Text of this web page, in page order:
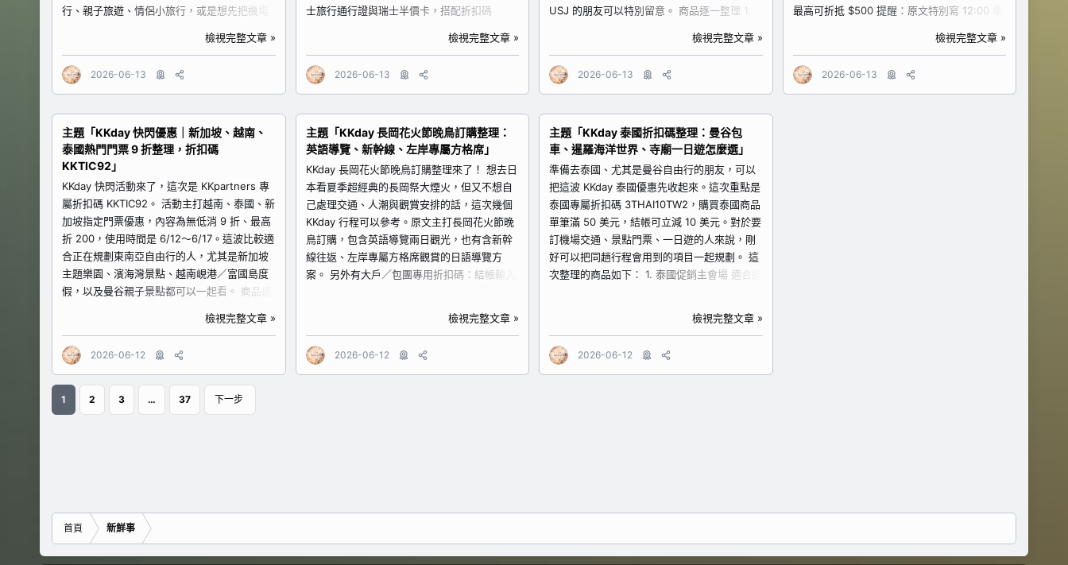
行、親子旅遊、情侶小旅行，或是想先把機場
以先進主會場看有哪些商品能放進清單。 商品
逐一整理 KKday 會員日返場主會場 適合對
象：正在規劃出國自由行、台灣本地旅遊、親
子出遊、好友旅行、情侶約會，或需要一次比
較多種旅遊商品的人。 優惠重點：今晚 22:00
準時開搶夜貓加碼全站 88 折，折扣碼為
B4M886。另有全站 94 折碼 B4M06，不限門
檻享 94 折，最高折 $200。 連結：
https://www.kkday.com/zh-tw/promo/vip-
member?cid=17725 怎麼選比較划算？ 如果
你能等到今晚...
檢視完整文章 »
2026-06-13
士旅行通行證與瑞士半價卡，搭配折扣碼
天。 商品逐一整理 1. 豪華版關西樂享周遊券
（可選日本環球影城 1 日券） 適合想把大阪、
關西景點與日本環球影城排在同一趟行程的旅
客。若你不是只玩 USJ，而是還想安排關西其
他景點，這類周遊券可以先拿來和單買門票比
較。原文提到可輸入折扣碼 SUMMER600，滿
6,000 現折 600。
https://www.kkday.com/zh-
tw/product/528208?cid=17725 2. 日本環球
影城門票贈 1,000 日圓美食購物券 如果這趟大
阪行的主角就是...
檢視完整文章 »
2026-06-13
USJ 的朋友可以特別留意。 商品逐一整理 1.
動、折扣碼與限時優惠的人。先從活動頁進去
最方便，再依照目的地挑票券。
https://www.klook.com/zh-
TW/tetris/promo-bazaar/tw-travel-fair/?
aid=81167 2. 豪華版沖繩樂享周遊券 適合沖繩
自由行、自駕旅行、親子出遊或情侶度假，想
把多個景點體驗整合在同一張票券裡的人可以
參考。 https://www.klook.com/zh-
TW/activity/209117-okinawa-pass/?
aid=81167 3. 豪華版東京樂享周遊券...
檢視完整文章 »
2026-06-13
最高可折抵 $500 提醒：原文特別寫 12:00 準
單、設好鬧鐘。 2. 全站 94 折 折扣碼：
B4M06 優惠內容：全站商品不限門檻享 94
折，最高折 $200 提醒：這張屬於比較直覺好
用的折扣，適合原本就要買票券、景點或體驗
檢視完整文章 »
2026-06-13
主題「KKday 快閃優惠｜新加坡、越南、
泰國熱門門票 9 折整理，折扣碼
KKTIC92」
KKday 快閃活動來了，這次是 KKpartners 專
屬折扣碼 KKTIC92。 活動主打越南、泰國、新
加坡指定門票優惠，內容為無低消 9 折、最高
折 200，使用時間是 6/12～6/17。這波比較適
合正在規劃東南亞自由行的人，尤其是新加坡
主題樂園、濱海灣景點、越南峴港／富國島度
假，以及曼谷親子景點都可以一起看。 商品逐
侶、好友出遊，想安排一整天主題樂園、電影
場景與遊樂設施的人可以優先看。
https://www.kkday.com/zh-
tw/product/2312?cid=17725 2. 新加坡濱海
灣花園門票 適合第一次去新加坡、喜歡城市地
標與花園景觀的旅客，可搭配金沙、魚尾獅周
檢視完整文章 »
2026-06-12
主題「KKday 長岡花火節晚鳥訂購整理：
英語導覽、新幹線、左岸專屬方格席」
KKday 長岡花火節晚鳥訂購整理來了！ 想去日
本看夏季超經典的長岡祭大煙火，但又不想自
己處理交通、人潮與觀賞安排的話，這次幾個
KKday 行程可以參考。原文主打長岡花火節晚
鳥訂購，包含英語導覽兩日觀光，也有含新幹
線往返、左岸專屬方格席觀賞的日語導覽方
案。 另外有大戶／包團專用折扣碼：結帳輸入
否適用。 商品逐一整理 1. 英語導覽｜長岡祭大
煙火表演及戶隱能量點之旅：2天1夜觀光遊 這
個行程適合想用英語導覽、同時把煙火與戶隱
能量景點排進旅程的旅客。戶隱一帶有自然、
好的旅客可以看這個。 查看行程連結...
檢視完整文章 »
2026-06-12
主題「KKday 泰國折扣碼整理：曼谷包
車、暹羅海洋世界、寺廟一日遊怎麼選」
準備去泰國、尤其是曼谷自由行的朋友，可以
把這波 KKday 泰國優惠先收起來。這次重點是
泰國專屬折扣碼 3THAI10TW2，購買泰國商品
單筆滿 50 美元，結帳可立減 10 美元。對於要
訂機場交通、景點門票、一日遊的人來說，剛
好可以把同趟行程會用到的項目一起規劃。 這
次整理的商品如下： 1. 泰國促銷主會場 適合還
品，再依照自己的航班、住宿地點、旅伴類型
去挑選交通或景點。
https://www.kkday.com/zh-
tw/promo/thailand26_phase3?cid=17725
檢視完整文章 »
2026-06-12
1 2 3 … 37 下一步
首頁 新鮮事